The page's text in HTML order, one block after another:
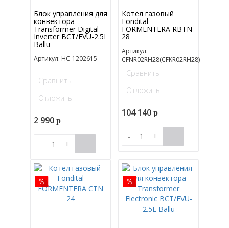
Блок управления для
конвектора
Transformer Digital
Inverter BCT/EVU-2.5I
Ballu
Артикул: НС-1202615
Сравнить
Отложить
2 990p
- +
Котёл газовый
Fondital
FORMENTERA RBTN
28
Артикул:
CFNR02RH28(CFKR02RH28)
Сравнить
Отложить
104 140p
- +